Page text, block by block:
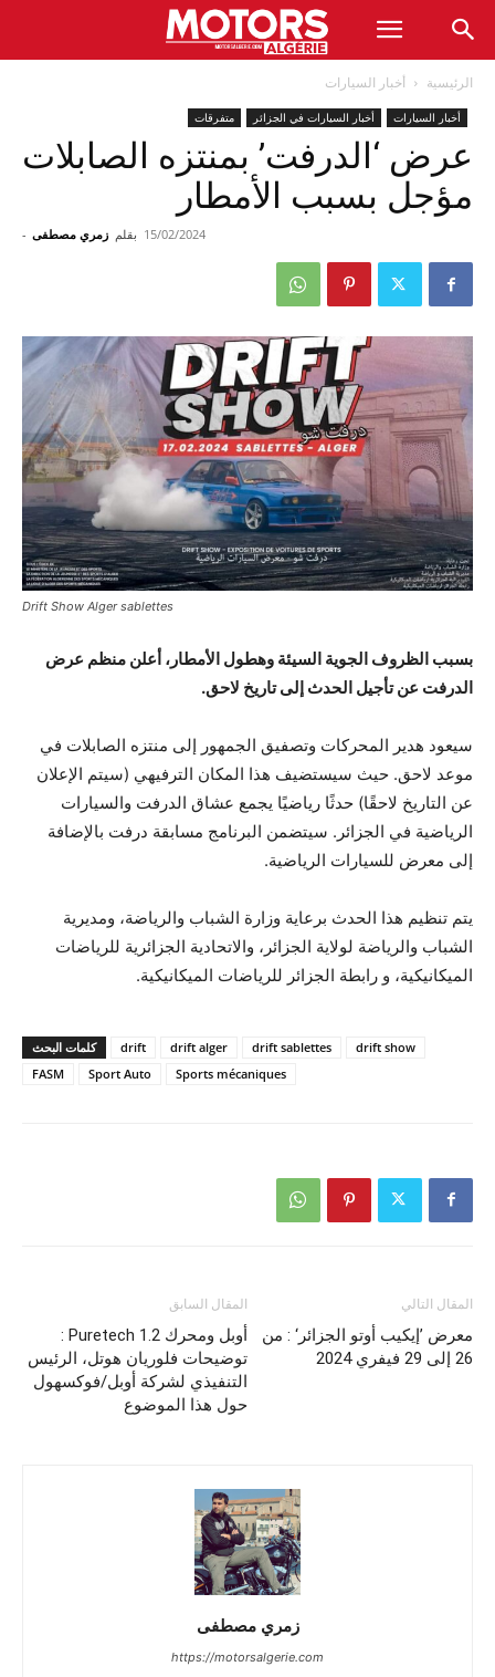
الرئيسية أخبار السيارات
أخبار السيارات أخبار السيارات في الجزائر متفرقات
عرض ‘الدرفت’ بمنتزه الصابلات
مؤجل بسبب الأمطار
بقلم زمري مصطفى - 15/02/2024
Drift Show Alger sablettes
بسبب الظروف الجوية السيئة وهطول الأمطار، أعلن منظم عرض
الدرفت عن تأجيل الحدث إلى تاريخ لاحق.
سيعود هدير المحركات وتصفيق الجمهور إلى منتزه الصابلات في
موعد لاحق. حيث سيستضيف هذا المكان الترفيهي (سيتم الإعلان
عن التاريخ لاحقًا) حدثًا رياضيًا يجمع عشاق الدرفت والسيارات
الرياضية في الجزائر. سيتضمن البرنامج مسابقة درفت بالإضافة
إلى معرض للسيارات الرياضية.
يتم تنظيم هذا الحدث برعاية وزارة الشباب والرياضة، ومديرية
الشباب والرياضة لولاية الجزائر، والاتحادية الجزائرية للرياضات
الميكانيكية، و رابطة الجزائر للرياضات الميكانيكية.
كلمات البحث drift drift alger drift sablettes
drift show
FASM
Sport Auto Sports mécaniques
المقال السابق
أوبل ومحرك Puretech 1.2 :
توضيحات فلوريان هوتل، الرئيس
التنفيذي لشركة أوبل/فوكسهول
حول هذا الموضوع
المقال التالي
معرض ’إيكيب أوتو الجزائر‘ : من
26 إلى 29 فيفري 2024
زمري مصطفى
https://motorsalgerie.com